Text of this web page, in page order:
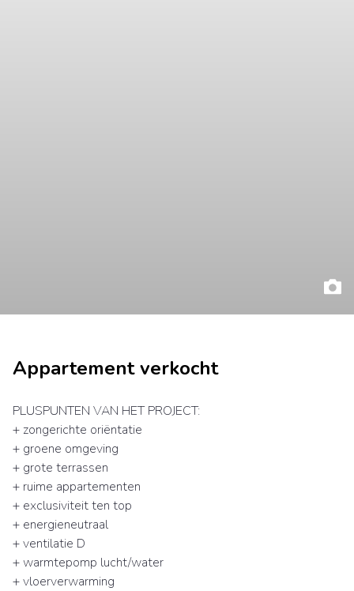
Appartement verkocht
PLUSPUNTEN VAN HET PROJECT:
+ zongerichte oriëntatie
+ groene omgeving
+ grote terrassen
+ ruime appartementen
+ exclusiviteit ten top
+ energieneutraal
+ ventilatie D
+ warmtepomp lucht/water
+ vloerverwarming